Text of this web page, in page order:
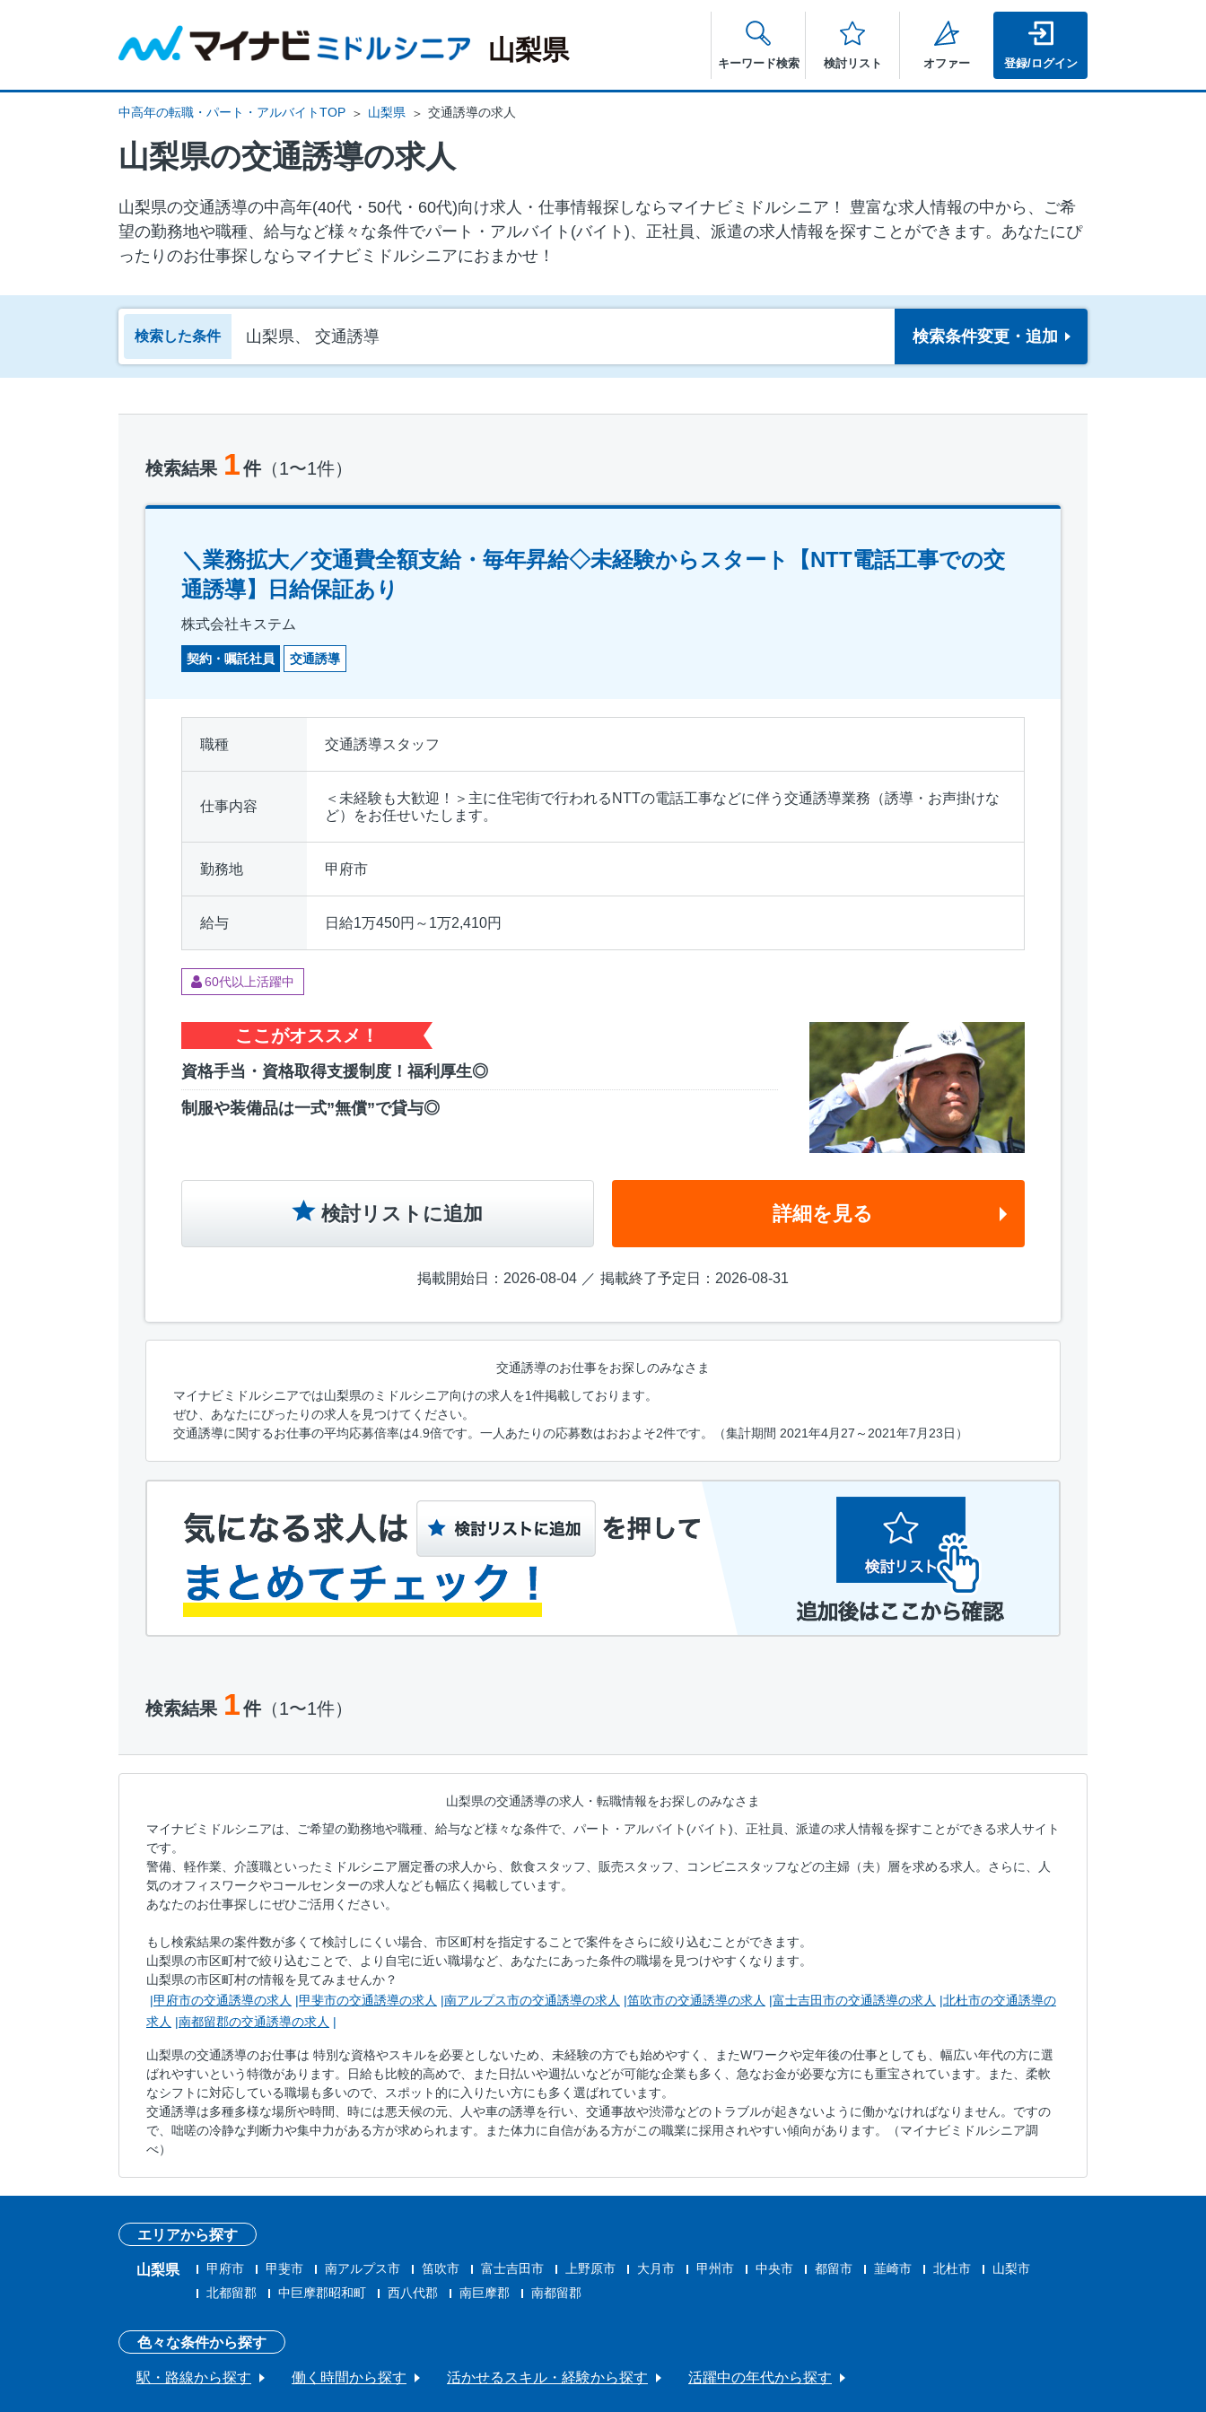
山梨県 キーワード検索 検討リスト オファー 登録/ログイン
中高年の転職・パート・アルバイトTOP 山梨県 交通誘導の求人
山梨県の交通誘導の求人
山梨県の交通誘導の中⾼年(40代・50代・60代)向け求⼈・仕事情報探しならマイナビミドルシニア！ 豊富な求人情報の中から、ご希
望の勤務地や職種、給与など様々な条件でパート・アルバイト(バイト)、正社員、派遣の求人情報を探すことができます。あなたにぴ
ったりのお仕事探しならマイナビミドルシニアにおまかせ！
検索した条件 山梨県、 交通誘導 検索条件変更・追加
検索結果 1件（1〜1件）
＼業務拡大／交通費全額支給・毎年昇給◇未経験からスタート【NTT電話工事での交
通誘導】日給保証あり
株式会社キステム
契約・嘱託社員 交通誘導
職種 交通誘導スタッフ
仕事内容
＜未経験も大歓迎！＞主に住宅街で行われるNTTの電話工事などに伴う交通誘導業務（誘導・お声掛けな
ど）をお任せいたします。
勤務地 甲府市
給与 日給1万450円～1万2,410円
60代以上活躍中
ここがオススメ！
資格手当・資格取得支援制度！福利厚生◎
制服や装備品は一式”無償”で貸与◎
検討リストに追加 詳細を見る
掲載開始日：2026-08-04 掲載終了予定日：2026-08-31
交通誘導のお仕事をお探しのみなさま
マイナビミドルシニアでは山梨県のミドルシニア向けの求人を1件掲載しております。
ぜひ、あなたにぴったりの求人を見つけてください。
交通誘導に関するお仕事の平均応募倍率は4.9倍です。一人あたりの応募数はおおよそ2件です。（集計期間 2021年4月27～2021年7月23日）
検索結果 1件（1〜1件）
山梨県の交通誘導の求人・転職情報をお探しのみなさま
マイナビミドルシニアは、ご希望の勤務地や職種、給与など様々な条件で、パート・アルバイト(バイト)、正社員、派遣の求人情報を探すことができる求人サイト
です。
警備、軽作業、介護職といったミドルシニア層定番の求人から、飲食スタッフ、販売スタッフ、コンビニスタッフなどの主婦（夫）層を求める求人。さらに、人
気のオフィスワークやコールセンターの求人なども幅広く掲載しています。
あなたのお仕事探しにぜひご活用ください。
もし検索結果の案件数が多くて検討しにくい場合、市区町村を指定することで案件をさらに絞り込むことができます。
山梨県の市区町村で絞り込むことで、より自宅に近い職場など、あなたにあった条件の職場を見つけやすくなります。
山梨県の市区町村の情報を見てみませんか？
甲府市の交通誘導の求人
甲斐市の交通誘導の求人 南アルプス市の交通誘導の求人 笛吹市の交通誘導の求人 富士吉田市の交通誘導の求人
北杜市の交通誘導の
求人
南都留郡の交通誘導の求人
山梨県の交通誘導のお仕事は 特別な資格やスキルを必要としないため、未経験の方でも始めやすく、またWワークや定年後の仕事としても、幅広い年代の方に選
ばれやすいという特徴があります。日給も比較的高めで、また日払いや週払いなどが可能な企業も多く、急なお金が必要な方にも重宝されています。また、柔軟
なシフトに対応している職場も多いので、スポット的に入りたい方にも多く選ばれています。
交通誘導は多種多様な場所や時間、時には悪天候の元、人や車の誘導を行い、交通事故や渋滞などのトラブルが起きないように働かなければなりません。ですの
で、咄嗟の冷静な判断力や集中力がある方が求められます。また体力に自信がある方がこの職業に採用されやすい傾向があります。（マイナビミドルシニア調
べ）
エリアから探す
山梨県 甲府市 甲斐市 南アルプス市 笛吹市 富士吉田市 上野原市 大月市 甲州市 中央市 都留市 韮崎市 北杜市
山梨市
北都留郡
中巨摩郡昭和町 西八代郡 南巨摩郡 南都留郡
色々な条件から探す
駅・路線から探す 働く時間から探す 活かせるスキル・経験から探す 活躍中の年代から探す